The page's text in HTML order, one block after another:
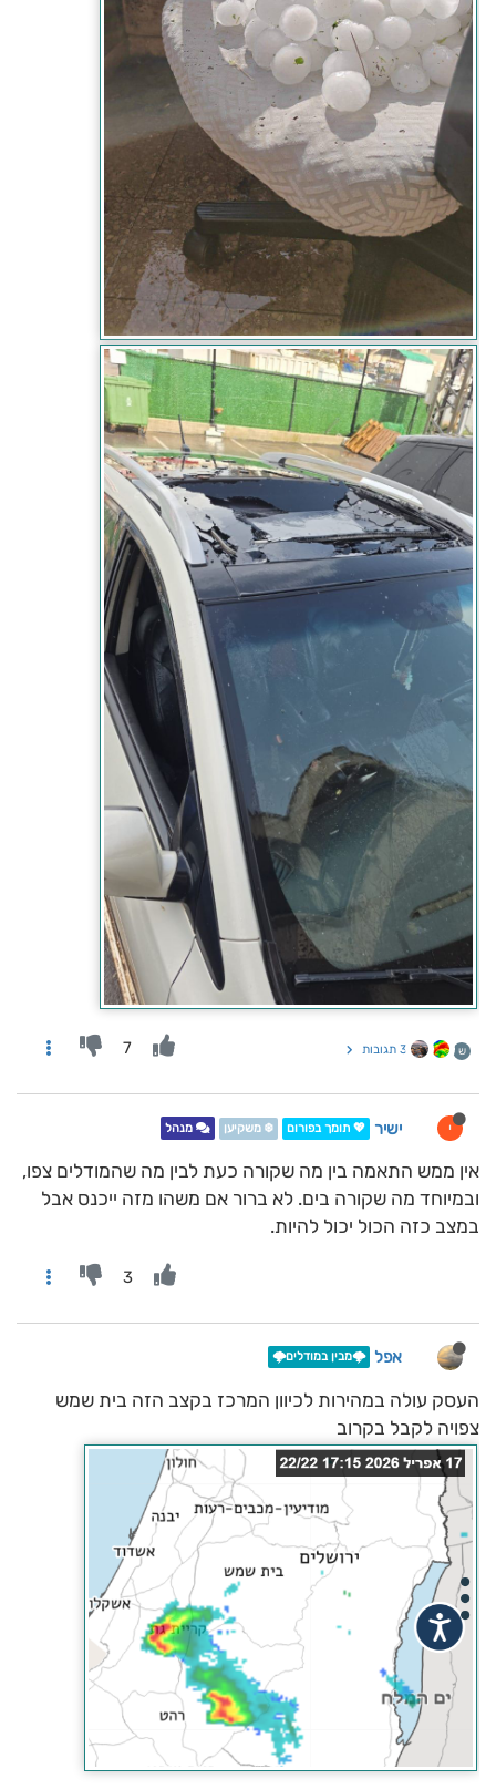
ש 3 תגובות 7
י ישיר 💖 תומך בפורום ❄️ משקיען מנהל
אין ממש התאמה בין מה שקורה כעת לבין מה שהמודלים צפו,
ובמיוחד מה שקורה בים. לא ברור אם משהו מזה ייכנס אבל
במצב כזה הכול יכול להיות.
3
אפל 🌩️מבין במודלים🌩️
העסק עולה במהירות לכיוון המרכז בקצב הזה בית שמש
צפויה לקבל בקרוב